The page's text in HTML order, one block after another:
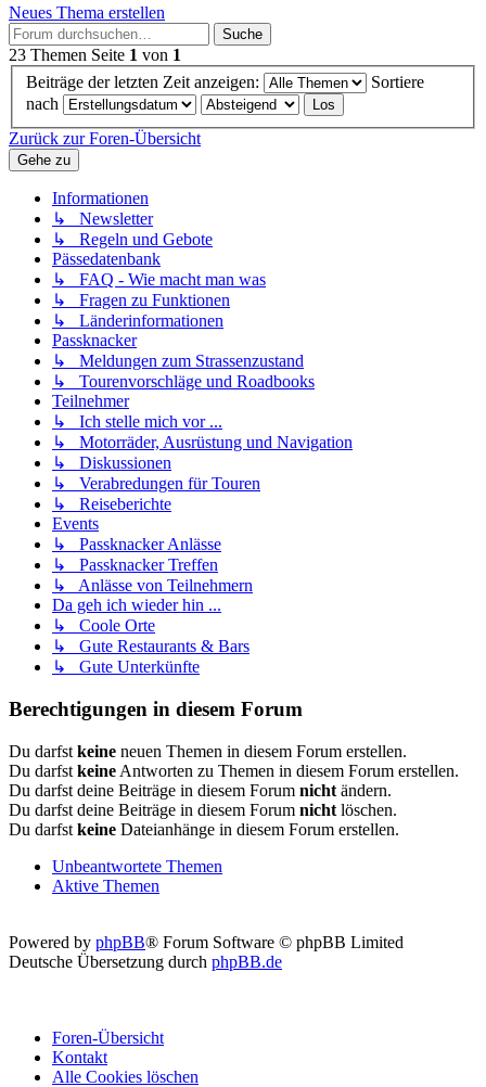
Neues Thema erstellen
Suche
23 Themen Seite 1 von 1
Beiträge der letzten Zeit anzeigen:
Sortiere
nach
Zurück zur Foren-Übersicht
Gehe zu
Informationen
↳ Newsletter
↳ Regeln und Gebote
Pässedatenbank
↳ FAQ - Wie macht man was
↳ Fragen zu Funktionen
↳ Länderinformationen
Passknacker
↳ Meldungen zum Strassenzustand
↳ Tourenvorschläge und Roadbooks
Teilnehmer
↳ Ich stelle mich vor ...
↳ Motorräder, Ausrüstung und Navigation
↳ Diskussionen
↳ Verabredungen für Touren
↳ Reiseberichte
Events
↳ Passknacker Anlässe
↳ Passknacker Treffen
↳ Anlässe von Teilnehmern
Da geh ich wieder hin ...
↳ Coole Orte
↳ Gute Restaurants & Bars
↳ Gute Unterkünfte
Berechtigungen in diesem Forum
Du darfst keine neuen Themen in diesem Forum erstellen.
Du darfst keine Antworten zu Themen in diesem Forum erstellen.
Du darfst deine Beiträge in diesem Forum nicht ändern.
Du darfst deine Beiträge in diesem Forum nicht löschen.
Du darfst keine Dateianhänge in diesem Forum erstellen.
Unbeantwortete Themen
Aktive Themen
Powered by phpBB® Forum Software © phpBB Limited
Deutsche Übersetzung durch phpBB.de
Foren-Übersicht
Kontakt
Alle Cookies löschen